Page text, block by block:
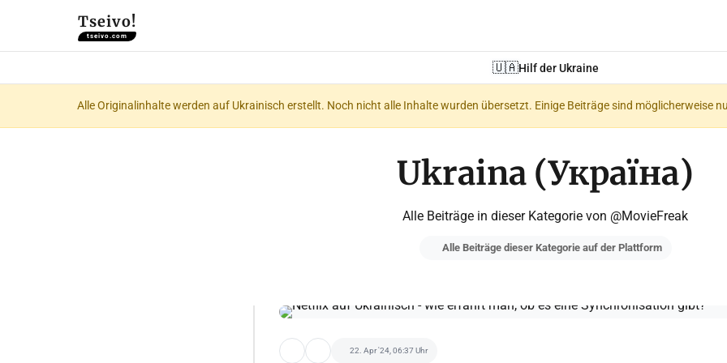
Tseivo!
tseivo.com
🇺🇦Hilf der Ukraine
Alle Originalinhalte werden auf Ukrainisch erstellt. Noch nicht alle Inhalte wurden übersetzt. Einige Beiträge sind möglicherweise
Ukraina (Україна)
Alle Beiträge in dieser Kategorie von @MovieFreak
Alle Beiträge dieser Kategorie auf der Plattform
22. Apr '24, 06:37 Uhr